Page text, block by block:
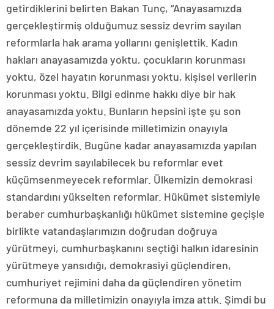
getirdiklerini belirten Bakan Tunç, “Anayasamızda
gerçekleştirmiş olduğumuz sessiz devrim sayılan
reformlarla hak arama yollarını genişlettik. Kadın
hakları anayasamızda yoktu, çocukların korunması
yoktu, özel hayatın korunması yoktu, kişisel verilerin
korunması yoktu. Bilgi edinme hakkı diye bir hak
anayasamızda yoktu. Bunların hepsini işte şu son
dönemde 22 yıl içerisinde milletimizin onayıyla
gerçekleştirdik. Bugüne kadar anayasamızda yapılan
sessiz devrim sayılabilecek bu reformlar evet
küçümsenmeyecek reformlar. Ülkemizin demokrasi
standardını yükselten reformlar. Hükümet sistemiyle
beraber cumhurbaşkanlığı hükümet sistemine geçişle
birlikte vatandaşlarımızın doğrudan doğruya
yürütmeyi, cumhurbaşkanını seçtiği halkın idaresinin
yürütmeye yansıdığı, demokrasiyi güçlendiren,
cumhuriyet rejimini daha da güçlendiren yönetim
reformuna da milletimizin onayıyla imza attık. Şimdi bu